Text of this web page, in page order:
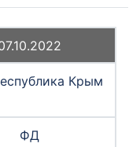
Крым
ФД